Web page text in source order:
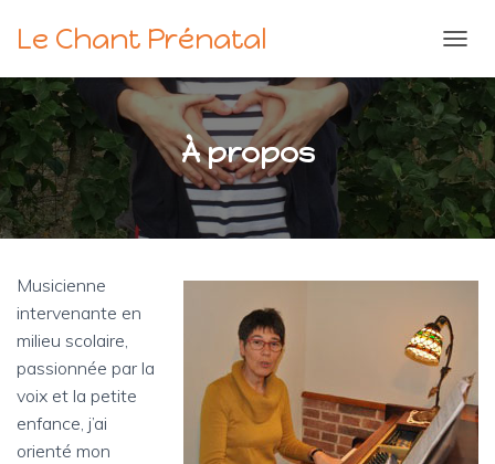
Le Chant Prénatal
U
V
R
I
R
/
F
E
A
V
I
G
À propos
Musicienne
intervenante en
milieu scolaire,
passionnée par la
voix et la petite
enfance, j’ai
orienté mon